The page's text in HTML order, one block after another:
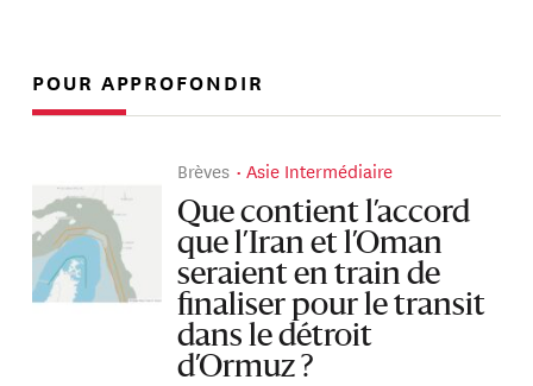
POUR APPROFONDIR
Brèves Asie Intermédiaire
Que contient l’accord
que l’Iran et l’Oman
seraient en train de
finaliser pour le transit
dans le détroit
d’Ormuz ?